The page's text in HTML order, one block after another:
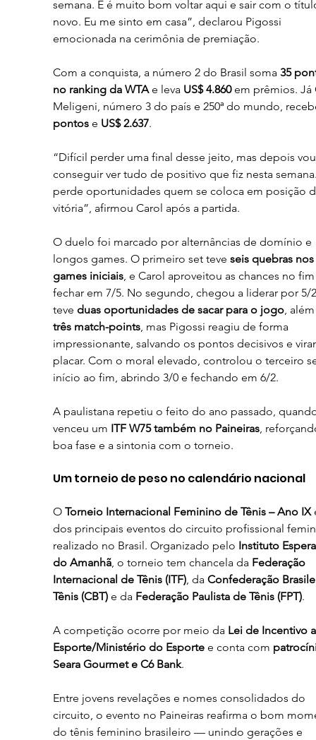
semana. E é muito bom voltar aqui e sair com o
novo. Eu me sinto em casa”, declarou Pigossi
emocionada na cerimônia de premiação.
Com a conquista, a número 2 do Brasil soma 35
no ranking da WTA e leva US$ 4.860 em prêmios. Já
Meligeni, número 3 do país e 250ª do mundo,
pontos e US$ 2.637.
“Difícil perder uma final desse jeito, mas depois
conseguir ver tudo de positivo que fiz nesta
perde oportunidades quem se coloca em posição
vitória”, afirmou Carol após a partida.
O duelo foi marcado por alternâncias de domínio e
longos games. O primeiro set teve seis quebras
games iniciais, e Carol aproveitou as chances no
fechar em 7/5. No segundo, chegou a liderar por 5/
teve duas oportunidades de sacar para o jogo,
três match-points, mas Pigossi reagiu de forma
impressionante, salvando os pontos decisivos e
placar. Com o moral elevado, controlou o terceiro
início ao fim, abrindo 3/0 e fechando em 6/2.
A paulistana repetiu o feito do ano passado,
venceu um ITF W75 também no Paineiras,
boa fase e a sintonia com o torneio.
Um torneio de peso no calendário nacional
O Torneio Internacional Feminino de Tênis – Ano IX
dos principais eventos do circuito profissional
realizado no Brasil. Organizado pelo Instituto
do Amanhã, o torneio tem chancela da Federação
Internacional de Tênis (ITF), da Confederação
Tênis (CBT) e da Federação Paulista de Tênis (FPT).
A competição ocorre por meio da Lei de Incentivo
Esporte/Ministério do Esporte e conta com
Seara Gourmet e C6 Bank.
Entre jovens revelações e nomes consolidados do
circuito, o evento no Paineiras reafirma o bom
do tênis feminino brasileiro — unindo gerações e